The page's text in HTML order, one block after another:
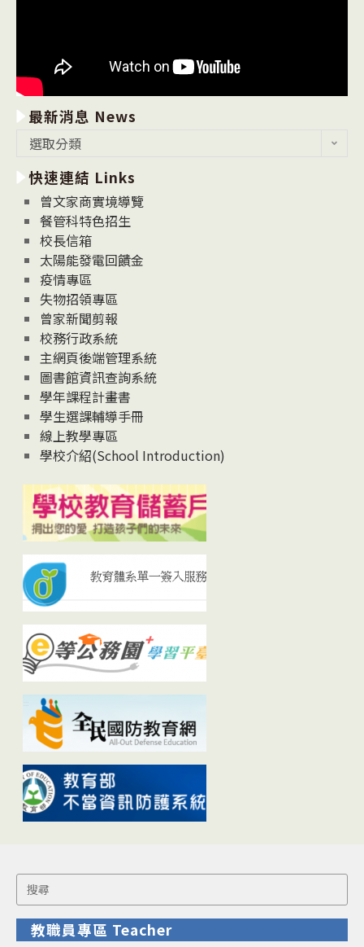
最新消息 News
消
息
News
選取分類
快速連結 Links
曾文家商實境導覽
餐管科特色招生
校長信箱
太陽能發電回饋金
疫情專區
失物招領專區
曾家新聞剪報
校務行政系統
主網頁後端管理系統
圖書館資訊查詢系統
學年課程計畫書
學生選課輔導手冊
線上教學專區
學校介紹(School Introduction)
Search
for:
教職員專區 Teacher